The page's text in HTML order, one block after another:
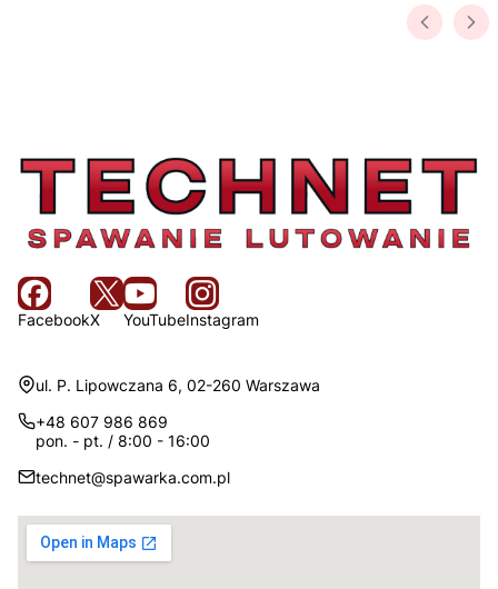
FacebookX YouTubeInstagram
Adres:
ul. P. Lipowczana 6, 02-260 Warszawa
+48 607 986 869
pon. - pt. / 8:00 - 16:00
technet@spawarka.com.pl